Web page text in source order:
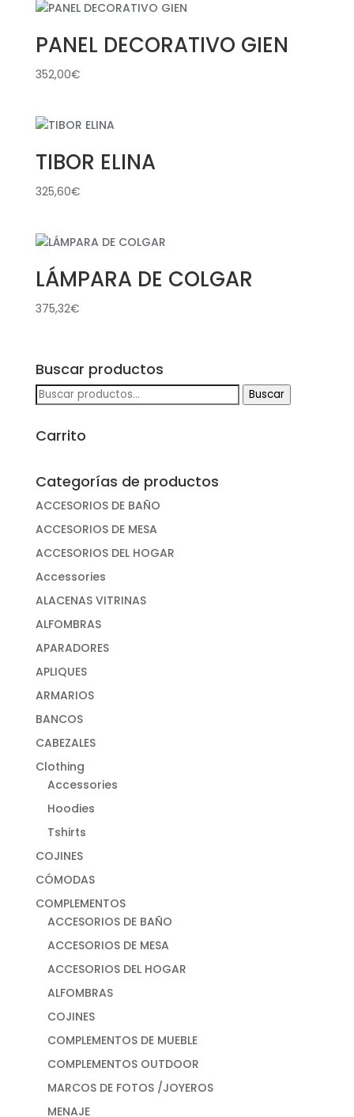
PANEL DECORATIVO GIEN
352,00€
TIBOR ELINA
325,60€
LÁMPARA DE COLGAR
375,32€
Buscar productos
Buscar
por:
Buscar
Carrito
Categorías de productos
ACCESORIOS DE BAÑO
ACCESORIOS DE MESA
ACCESORIOS DEL HOGAR
Accessories
ALACENAS VITRINAS
ALFOMBRAS
APARADORES
APLIQUES
ARMARIOS
BANCOS
CABEZALES
Clothing
Accessories
Hoodies
Tshirts
COJINES
CÓMODAS
COMPLEMENTOS
ACCESORIOS DE BAÑO
ACCESORIOS DE MESA
ACCESORIOS DEL HOGAR
ALFOMBRAS
COJINES
COMPLEMENTOS DE MUEBLE
COMPLEMENTOS OUTDOOR
MARCOS DE FOTOS /JOYEROS
MENAJE